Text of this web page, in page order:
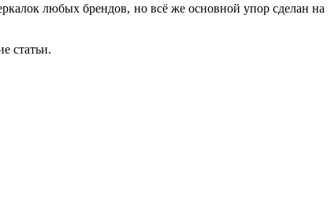
любых брендов, но всё же основной упор сделан на
статьи.